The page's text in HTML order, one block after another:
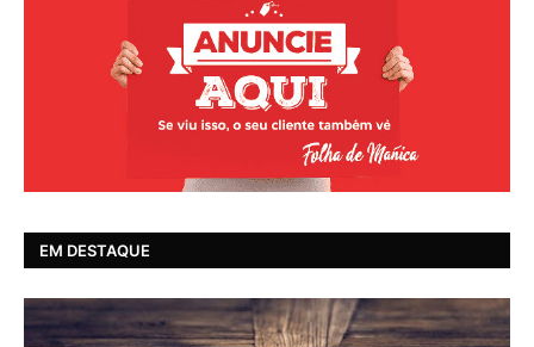
EM DESTAQUE